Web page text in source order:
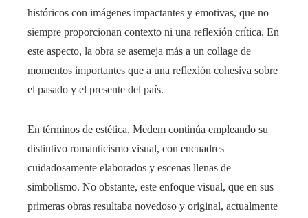
históricos con imágenes impactantes y emotivas, que no
siempre proporcionan contexto ni una reflexión crítica. En
este aspecto, la obra se asemeja más a un collage de
momentos importantes que a una reflexión cohesiva sobre
el pasado y el presente del país.
En términos de estética, Medem continúa empleando su
distintivo romanticismo visual, con encuadres
cuidadosamente elaborados y escenas llenas de
simbolismo. No obstante, este enfoque visual, que en sus
primeras obras resultaba novedoso y original, actualmente